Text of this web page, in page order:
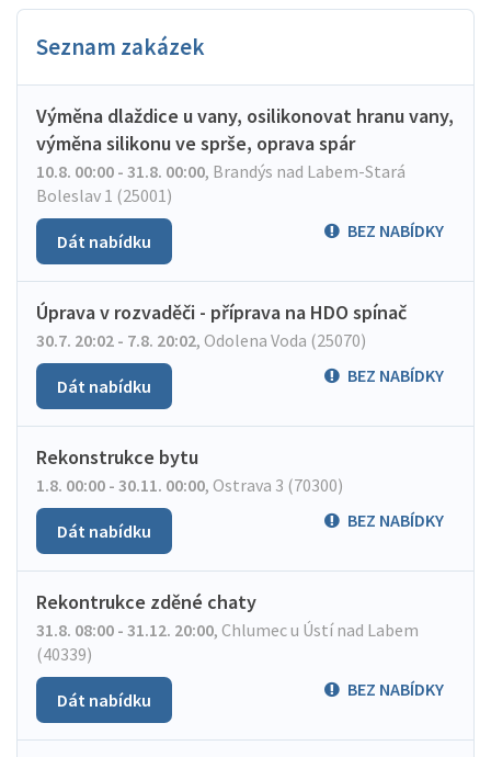
Seznam zakázek
Výměna dlaždice u vany, osilikonovat hranu vany,
výměna silikonu ve sprše, oprava spár
10.8. 00:00 - 31.8. 00:00, Brandýs nad Labem-Stará
Boleslav 1 (25001)
BEZ NABÍDKY
Dát nabídku
Úprava v rozvaděči - příprava na HDO spínač
30.7. 20:02 - 7.8. 20:02, Odolena Voda (25070)
BEZ NABÍDKY
Dát nabídku
Rekonstrukce bytu
1.8. 00:00 - 30.11. 00:00, Ostrava 3 (70300)
BEZ NABÍDKY
Dát nabídku
Rekontrukce zděné chaty
31.8. 08:00 - 31.12. 20:00, Chlumec u Ústí nad Labem
(40339)
BEZ NABÍDKY
Dát nabídku